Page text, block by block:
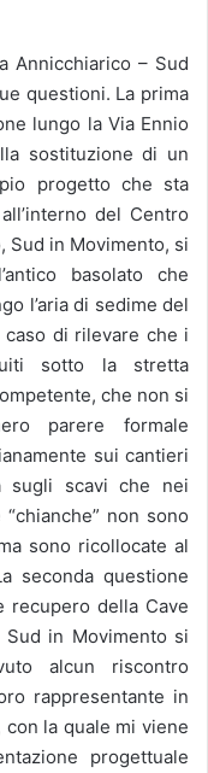
Annicchiarico – Sud
questioni. La prima
lungo la Via Ennio
sostituzione di un
progetto che sta
del Centro
Sud in Movimento, si
basolato che
l’aria di sedime del
di rilevare che i
sotto la stretta
che non si
parere formale
sui cantieri
sugli scavi che nei
non sono
sono ricollocate al
seconda questione
recupero della Cave
Sud in Movimento si
alcun riscontro
rappresentante in
con la quale mi viene
progettuale